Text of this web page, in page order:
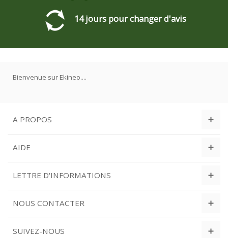
14 jours pour changer d'avis
Bienvenue sur Ekineo....
A PROPOS
AIDE
LETTRE D'INFORMATIONS
NOUS CONTACTER
SUIVEZ-NOUS